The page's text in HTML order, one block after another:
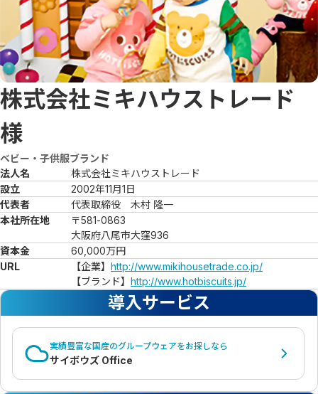
株式会社ミキハウストレード
様
ベビー・子供服ブランド
法人名
株式会社ミキハウストレード
設立
2002年11月1日
代表者
代表取締役　木村 隆一
本社所在地
〒581-0863
大阪府八尾市大窪936
資本金
60,000万円
URL
【企業】 http://www.mikihousetrade.co.jp/
【ブランド】 http://www.hotbiscuits.jp/
導入サービス
実績豊富な国産のグループウェアをお探しなら
サイボウズ Office